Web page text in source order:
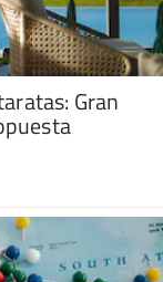
Gran